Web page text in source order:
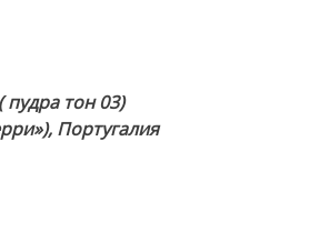
пудра тон 03)
Португалия